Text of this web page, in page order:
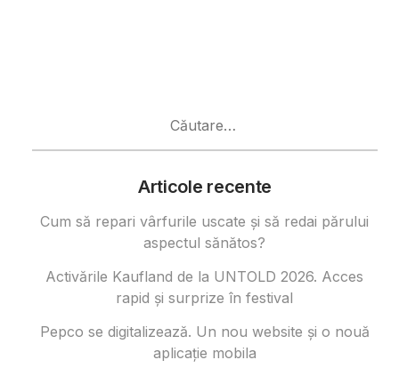
Articole recente
Cum să repari vârfurile uscate și să redai părului
aspectul sănătos?
Activările Kaufland de la UNTOLD 2026. Acces
rapid și surprize în festival
Pepco se digitalizează. Un nou website și o nouă
aplicație mobila